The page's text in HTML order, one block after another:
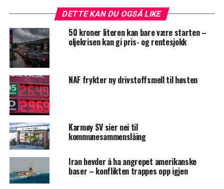
DETTE KAN DU OGSÅ LIKE
50 kroner literen kan bare være starten –
oljekrisen kan gi pris- og rentesjokk
NAF frykter ny drivstoffsmell til høsten
Karmøy SV sier nei til
kommunesammenslåing
Iran hevder å ha angrepet amerikanske
baser – konflikten trappes opp igjen